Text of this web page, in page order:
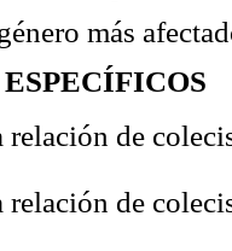
más
relación de
relación de